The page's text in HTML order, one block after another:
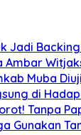
Jadi
Ambar
Muba
di
Tanpa
Gunakan